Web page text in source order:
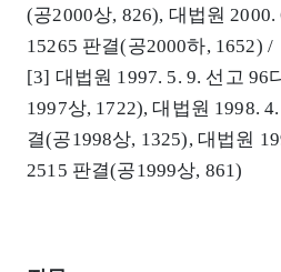
(공2000상, 826), 대법원
15265 판결(공2000하, 1652) /
[3] 대법원 1997. 5. 9. 선고 96
1997상, 1722), 대법원 1998.
결(공1998상, 1325), 대법원
2515 판결(공1999상, 861)